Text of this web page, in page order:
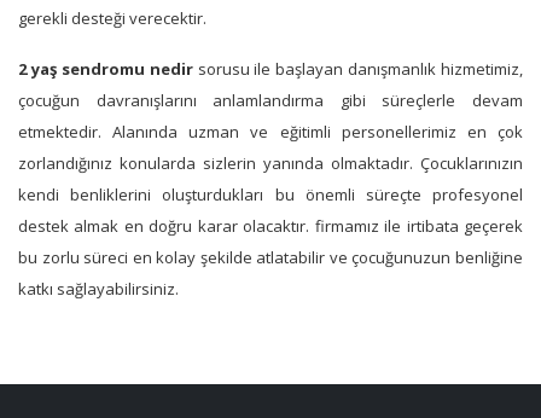
gerekli desteği verecektir.
2 yaş sendromu nedirsorusu ile başlayan danışmanlık hizmetimiz,
çocuğun davranışlarını anlamlandırma gibi süreçlerle devam
etmektedir. Alanında uzman ve eğitimli personellerimiz en çok
zorlandığınız konularda sizlerin yanında olmaktadır. Çocuklarınızın
kendi benliklerini oluşturdukları bu önemli süreçte profesyonel
destek almak en doğru karar olacaktır. firmamız ile irtibata geçerek
bu zorlu süreci en kolay şekilde atlatabilir ve çocuğunuzun benliğine
katkı sağlayabilirsiniz.